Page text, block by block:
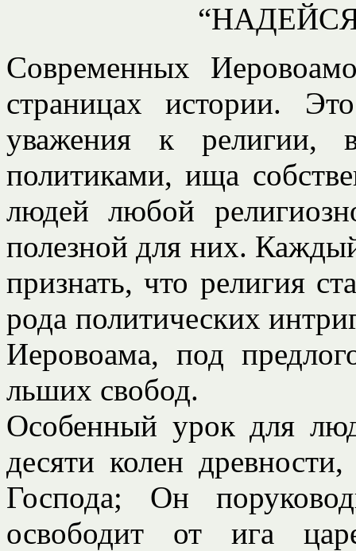
Современных
страницах истории.
уважения к религии, в
политиками, ища
людей любой
полезной для них.
признать, что религия
рода политических
Иеровоама, под
льших свобод.
Особенный урок для
десяти колен
Господа; Он
освободит от ига